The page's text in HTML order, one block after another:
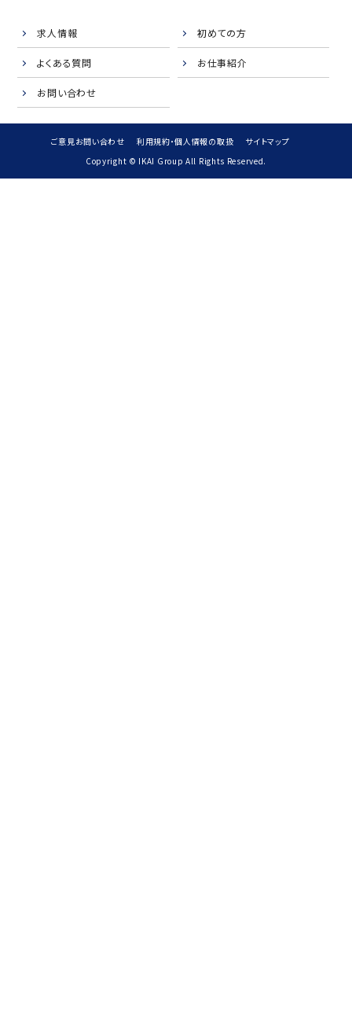
求人情報 初めての方
よくある質問 お仕事紹介
お問い合わせ
ご意見お問い合わせ 利用規約・個人情報の取扱
サイトマップ
Copyright © IKAI Group All Rights Reserved.